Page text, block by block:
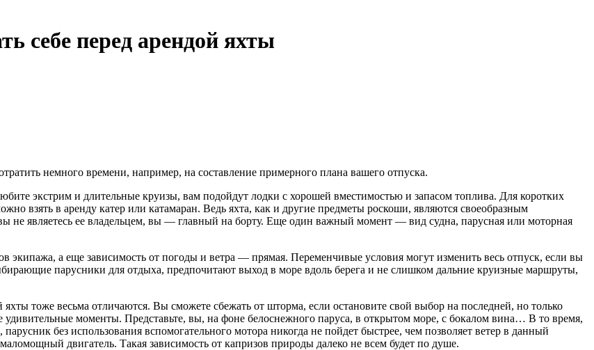
себе перед арендой яхты
немного времени, например, на составление примерного плана вашего отпуска.
экстрим и длительные круизы, вам подойдут лодки с хорошей вместимостью и запасом топлива. Для коротких
взять в аренду катер или катамаран. Ведь яхта, как и другие предметы роскоши, являются своеобразным
не являетесь ее владельцем, вы — главный на борту. Еще один важный момент — вид судна, парусная или моторная
экипажа, а еще зависимость от погоды и ветра — прямая. Переменчивые условия могут изменить весь отпуск, если вы
парусники для отдыха, предпочитают выход в море вдоль берега и не слишком дальние круизные маршруты,
тоже весьма отличаются. Вы сможете сбежать от шторма, если остановите свой выбор на последней, но только
удивительные моменты. Представьте, вы, на фоне белоснежного паруса, в открытом море, с бокалом вина… В то время,
без использования вспомогательного мотора никогда не пойдет быстрее, чем позволяет ветер в данный
двигатель. Такая зависимость от капризов природы далеко не всем будет по душе.